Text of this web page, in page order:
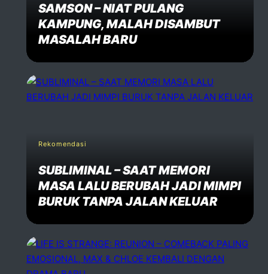
SAMSON – NIAT PULANG
KAMPUNG, MALAH DISAMBUT
MASALAH BARU
Rekomendasi
SUBLIMINAL – SAAT MEMORI
MASA LALU BERUBAH JADI MIMPI
BURUK TANPA JALAN KELUAR